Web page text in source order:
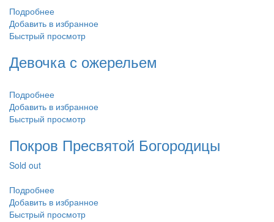
Подробнее
Добавить в избранное
Быстрый просмотр
Девочка с ожерельем
Подробнее
Добавить в избранное
Быстрый просмотр
Покров Пресвятой Богородицы
Sold out
Подробнее
Добавить в избранное
Быстрый просмотр